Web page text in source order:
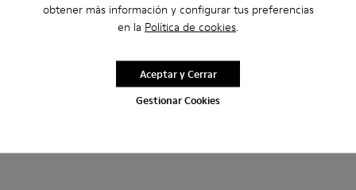
obtener más información y configurar tus preferencias
en la Política de cookies.
Gestionar Cookies
Aceptar y Cerrar
Preguntas Frecuentes sobre Tornado